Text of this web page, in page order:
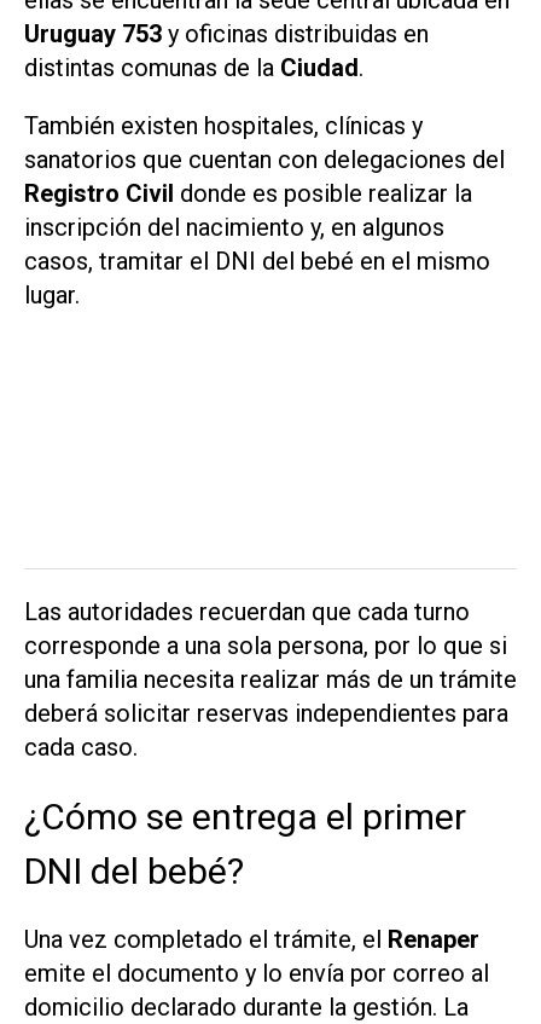
Uruguay 753 y oficinas distribuidas en
distintas comunas de la Ciudad.
También existen hospitales, clínicas y
sanatorios que cuentan con delegaciones del
Registro Civil donde es posible realizar la
inscripción del nacimiento y, en algunos
casos, tramitar el DNI del bebé en el mismo
lugar.
Las autoridades recuerdan que cada turno
corresponde a una sola persona, por lo que si
una familia necesita realizar más de un trámite
deberá solicitar reservas independientes para
cada caso.
¿Cómo se entrega el primer
DNI del bebé?
Una vez completado el trámite, el Renaper
emite el documento y lo envía por correo al
domicilio declarado durante la gestión. La